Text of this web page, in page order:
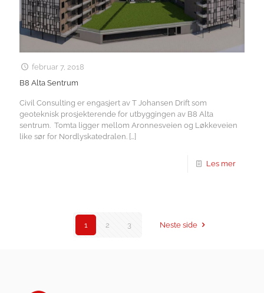
februar 7, 2018
B8 Alta Sentrum
Civil Consulting er engasjert av T Johansen Drift som
geoteknisk prosjekterende for utbyggingen av B8 Alta
sentrum. Tomta ligger mellom Aronnesveien og Løkkeveien
like sør for Nordlyskatedralen. […]
Les mer
1 2 3 Neste side